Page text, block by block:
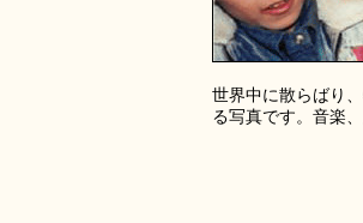
世界中に散らばり
る写真です。音楽